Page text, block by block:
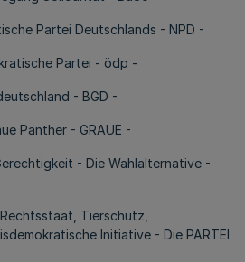
Partei Deutschlands - NPD -
Partei - ödp -
- BGD -
Panther - GRAUE -
- Die Wahlalternative -
Tierschutz,
Initiative - Die PARTEI